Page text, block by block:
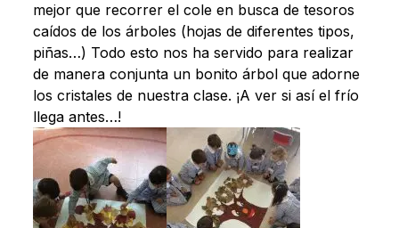
mejor que recorrer el cole en busca de tesoros
caídos de los árboles (hojas de diferentes tipos,
piñas…) Todo esto nos ha servido para realizar
de manera conjunta un bonito árbol que adorne
los cristales de nuestra clase. ¡A ver si así el frío
llega antes…!